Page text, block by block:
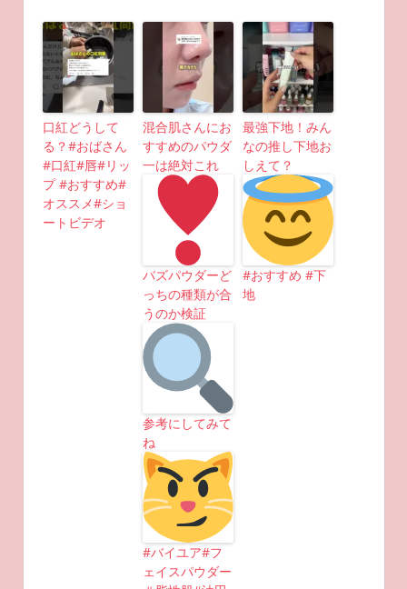
口紅どうして
る？#おばさん
#口紅#唇#リッ
プ #おすすめ#
オススメ#ショ
ートビデオ
混合肌さんにお
すすめのパウダ
一は絶対これ
バズパウダーど
っちの種類が合
うのか検証
参考にしてみて
ね
#バイユア#フ
ェイスパウダー
最強下地！みん
なの推し下地お
しえて？
#おすすめ #下
地